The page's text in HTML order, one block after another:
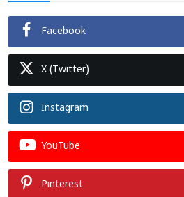
Facebook
X (Twitter)
Instagram
YouTube
Pinterest